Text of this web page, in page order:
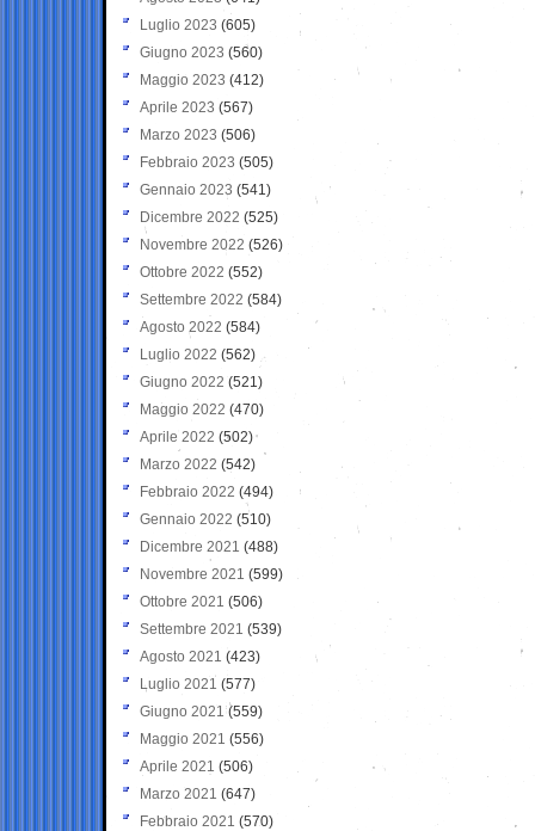
Luglio 2023 (605)
Giugno 2023 (560)
Maggio 2023 (412)
Aprile 2023 (567)
Marzo 2023 (506)
Febbraio 2023 (505)
Gennaio 2023 (541)
Dicembre 2022 (525)
Novembre 2022 (526)
Ottobre 2022 (552)
Settembre 2022 (584)
Agosto 2022 (584)
Luglio 2022 (562)
Giugno 2022 (521)
Maggio 2022 (470)
Aprile 2022 (502)
Marzo 2022 (542)
Febbraio 2022 (494)
Gennaio 2022 (510)
Dicembre 2021 (488)
Novembre 2021 (599)
Ottobre 2021 (506)
Settembre 2021 (539)
Agosto 2021 (423)
Luglio 2021 (577)
Giugno 2021(559)
Maggio 2021 (556)
Aprile 2021 (506)
Marzo 2021 (647)
Febbraio 2021 (570)